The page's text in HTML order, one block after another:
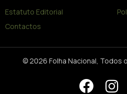
Estatuto Editorial
Contactos
© 2026 Folha Nacional, Todos